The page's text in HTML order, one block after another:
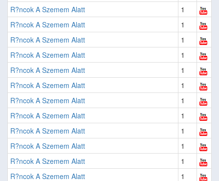
R?ncok A Szemem Alatt
1
R?ncok A Szemem Alatt
1
R?ncok A Szemem Alatt
1
R?ncok A Szemem Alatt
1
R?ncok A Szemem Alatt
1
R?ncok A Szemem Alatt
1
R?ncok A Szemem Alatt
1
R?ncok A Szemem Alatt
1
R?ncok A Szemem Alatt
1
R?ncok A Szemem Alatt
1
R?ncok A Szemem Alatt
1
R?ncok A Szemem Alatt
1